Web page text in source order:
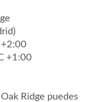
+2:00
+1:00
Ridge puedes